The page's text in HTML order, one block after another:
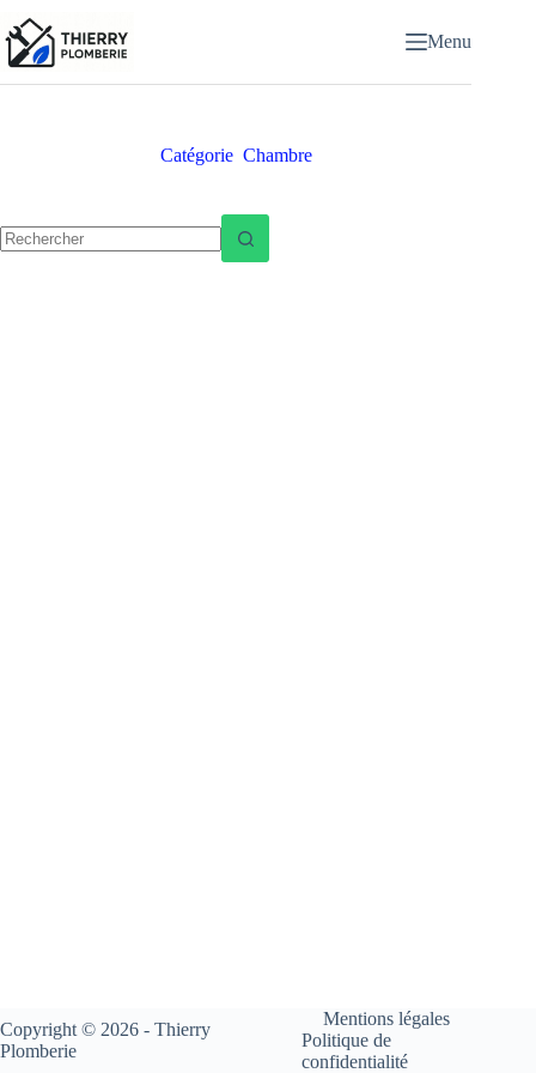
au
contenu
Menu
Catégorie Chambre
Copyright © 2026 - Thierry
Plomberie
Mentions légales
Politique de
confidentialité